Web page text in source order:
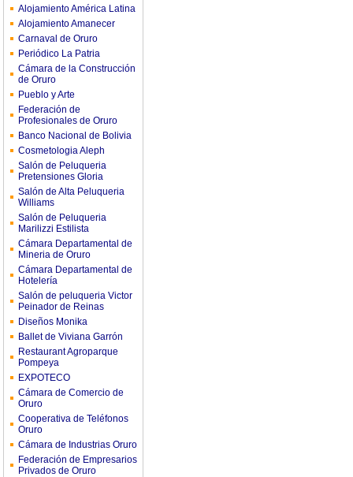
Alojamiento América Latina
Alojamiento Amanecer
Carnaval de Oruro
Periódico La Patria
Cámara de la Construcción
de Oruro
Pueblo y Arte
Federación de
Profesionales de Oruro
Banco Nacional de Bolivia
Cosmetologia Aleph
Salón de Peluqueria
Pretensiones Gloria
Salón de Alta Peluqueria
Williams
Salón de Peluqueria
Marilizzi Estilista
Cámara Departamental de
Mineria de Oruro
Cámara Departamental de
Hotelería
Salón de peluqueria Victor
Peinador de Reinas
Diseños Monika
Ballet de Viviana Garrón
Restaurant Agroparque
Pompeya
EXPOTECO
Cámara de Comercio de
Oruro
Cooperativa de Teléfonos
Oruro
Cámara de Industrias Oruro
Federación de Empresarios
Privados de Oruro